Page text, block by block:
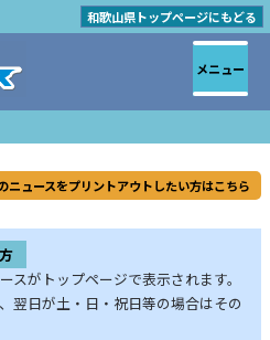
和歌山県トップページにもどる
ニュースをプリントアウトしたい方はこちら
スがトップページで表示されます。
翌日が土・日・祝日等の場合はその
メニュー